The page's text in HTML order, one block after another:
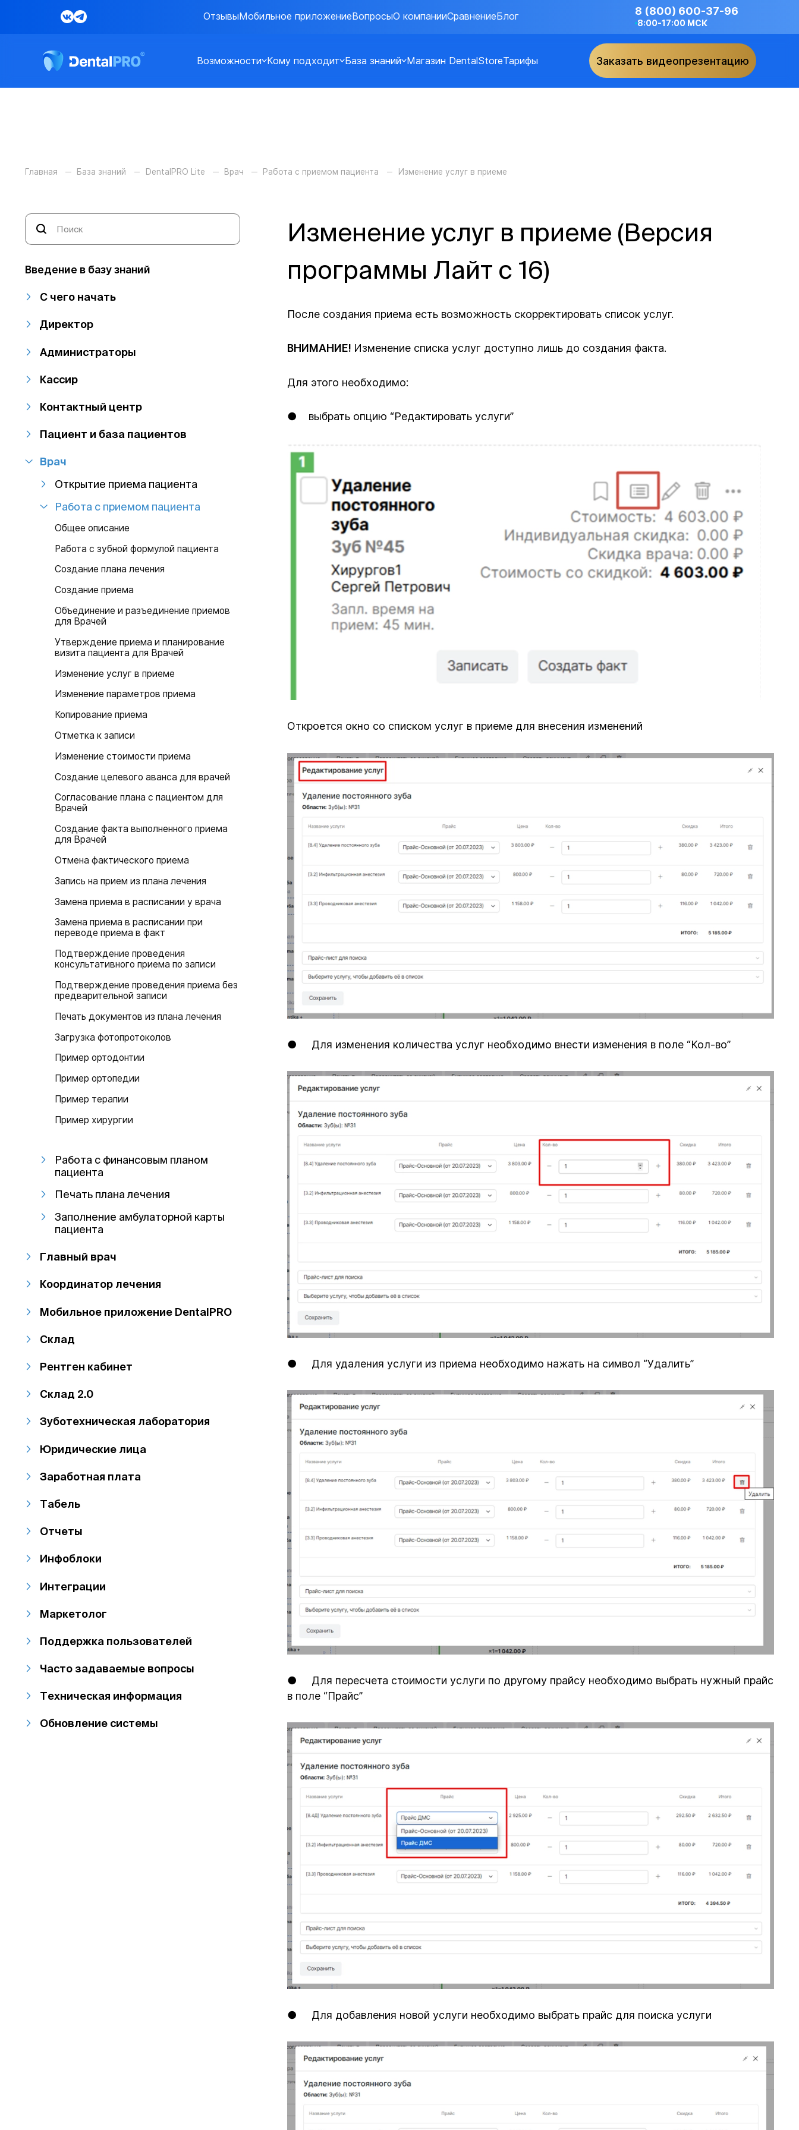
ОтзывыМобильное приложениеВопросыО компанииСравнениеБлог 8 (800) 600-37-96
8:00-17:00 МСК
Возможности Кому подходит База знаний Магазин DentalStoreТарифы Заказать видеопрезентацию
Главная База знаний DentalPRO Lite Врач Работа с приемом пациента Изменение услуг в приеме
Введение в базу знаний
С чего начать
Директор
Администраторы
Кассир
Контактный центр
Пациент и база пациентов
Врач
Открытие приема пациента
Работа с приемом пациента
Общее описание
Работа с зубной формулой пациента
Создание плана лечения
Создание приема
Объединение и разъединение приемов
для Врачей
Утверждение приема и планирование
визита пациента для Врачей
Изменение услуг в приеме
Изменение параметров приема
Копирование приема
Отметка к записи
Изменение стоимости приема
Создание целевого аванса для врачей
Согласование плана с пациентом для
Врачей
Создание факта выполненного приема
для Врачей
Отмена фактического приема
Запись на прием из плана лечения
Замена приема в расписании у врача
Замена приема в расписании при
переводе приема в факт
Подтверждение проведения
консультативного приема по записи
Подтверждение проведения приема без
предварительной записи
Печать документов из плана лечения
Загрузка фотопротоколов
Пример ортодонтии
Пример ортопедии
Пример терапии
Пример хирургии
Работа с финансовым планом
пациента
Печать плана лечения
Заполнение амбулаторной карты
пациента
Главный врач
Координатор лечения
Мобильное приложение DentalPRO
Склад
Рентген кабинет
Склад 2.0
Зуботехническая лаборатория
Юридические лица
Заработная плата
Табель
Отчеты
Инфоблоки
Интеграции
Маркетолог
Поддержка пользователей
Часто задаваемые вопросы
Техническая информация
Обновление системы
Изменение услуг в приеме (Версия
программы Лайт с 16)
После создания приема есть возможность скорректировать список услуг.
ВНИМАНИЕ! Изменение списка услуг доступно лишь до создания факта.
Для этого необходимо:
● выбрать опцию “Редактировать услуги”
Откроется окно со списком услуг в приеме для внесения изменений
● Для изменения количества услуг необходимо внести изменения в поле “Кол-во”
● Для удаления услуги из приема необходимо нажать на символ “Удалить”
● Для пересчета стоимости услуги по другому прайсу необходимо выбрать нужный прайс
в поле “Прайс”
● Для добавления новой услуги необходимо выбрать прайс для поиска услуги